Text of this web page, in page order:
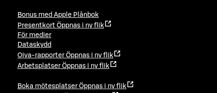
Bonus med Apple Plånbok
Presentkort Öppnas i ny flik
För medier
Dataskydd
Oiva-rapporter Öppnas i ny flik
Arbetsplatser Öppnas i ny flik
Boka mötesplatser Öppnas i ny flik